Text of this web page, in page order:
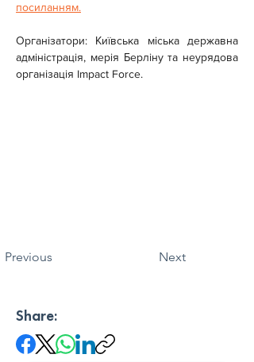
посиланням.
Організатори: Київська міська державна
адміністрація, мерія Берліну та неурядова
організація Impact Force.
Previous Next
Share: